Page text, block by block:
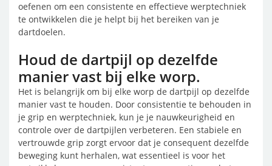
oefenen om een consistente en effectieve werptechniek
te ontwikkelen die je helpt bij het bereiken van je
dartdoelen.
Houd de dartpijl op dezelfde
manier vast bij elke worp.
Het is belangrijk om bij elke worp de dartpijl op dezelfde
manier vast te houden. Door consistentie te behouden in
je grip en werptechniek, kun je je nauwkeurigheid en
controle over de dartpijlen verbeteren. Een stabiele en
vertrouwde grip zorgt ervoor dat je consequent dezelfde
beweging kunt herhalen, wat essentieel is voor het